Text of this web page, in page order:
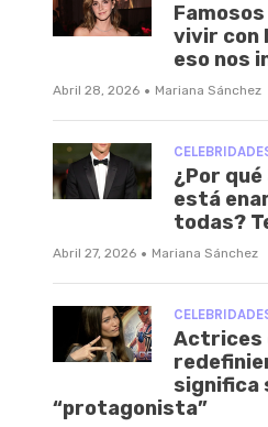
vivir con
eso nos
Abril 28, 2026 · Mariana Sánchez
¿Por
está
todas?
Abril 27, 2026 · Mariana Sánchez
Actrices
significa
“protagonista”